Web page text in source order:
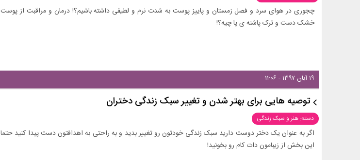
چجوری در هوای سرد و فصل زمستان و پاییز پوست به شدت نرم و لطیفی داشته باشیم؟! درمان و مراقبت از پوست
خشک دست و ترک پاشنه ی پا چیه؟!
۱۹ آبان ۱۳۹۷ - ۱۱:۰۶
توصیه هایی برای بهتر شدن و تغییر سبک زندگی دختران
دسته: هنر و سبک زندگی
اگر به عنوان یک دختر دوست دارید سبک زندگی خودتون رو تغییر بدید و به راحتی به اهدافتون دست پیدا کنید حتما
این بخش از زیبامون دات کام رو بخونید!